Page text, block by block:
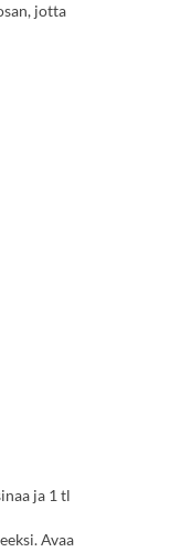
jotta
ja 1 tl
Avaa